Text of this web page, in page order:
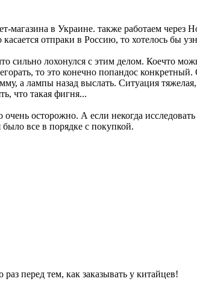
магазина в Украине. также работаем
отпраки в Россию, то хотелось бы
сильно лохонулся с этим делом. Коечто
то это конечно попандос
а лампы назад выслать. Ситуация
что такая фигня...
осторожно. А если некогда
все в порядке с покупкой.
перед тем, как заказывать у китайцев!